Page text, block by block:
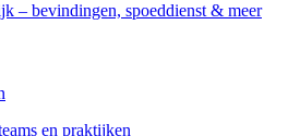
– bevindingen, spoeddienst & meer
en praktijken